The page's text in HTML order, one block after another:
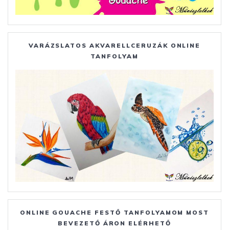
VARÁZSLATOS AKVARELLCERUZÁK ONLINE
TANFOLYAM
ONLINE GOUACHE FESTŐ TANFOLYAMOM MOST
BEVEZETŐ ÁRON ELÉRHETŐ